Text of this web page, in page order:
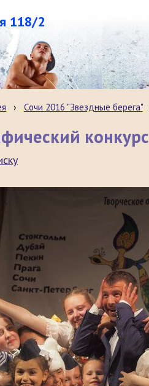
118/2
› Сочи 2016 "Звездные берега"
конкурс